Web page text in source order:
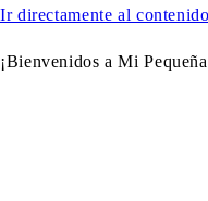
Ir directamente al contenido
¡Bienvenidos a Mi